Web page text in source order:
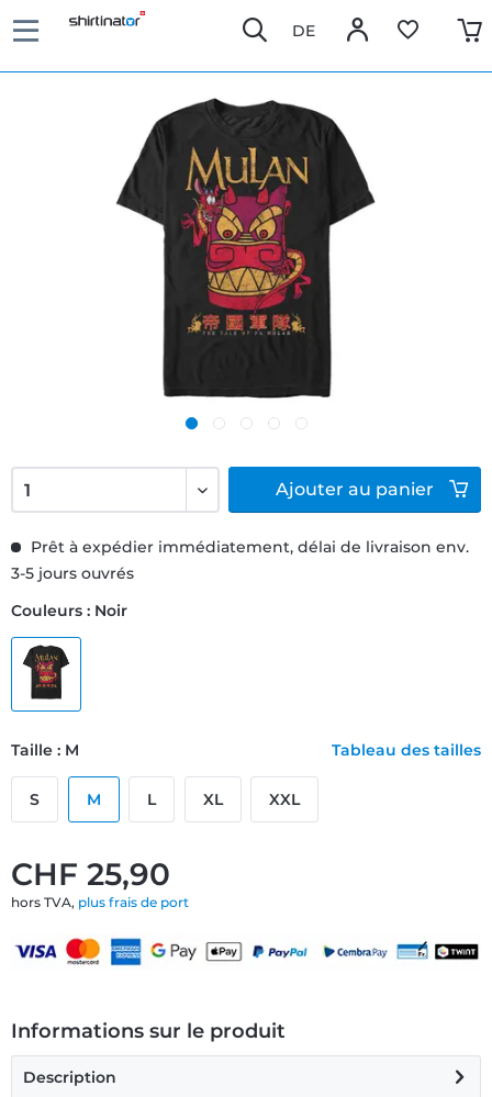
DE
CHF 25,90
hors TVA, plus frais de port
Prêt à expédier immédiatement, délai de livraison env.
3-5 jours ouvrés
Couleurs : Noir
Taille : M Tableau des tailles
S M L XL XXL
Ajouter au panier
Informations sur le produit
Description